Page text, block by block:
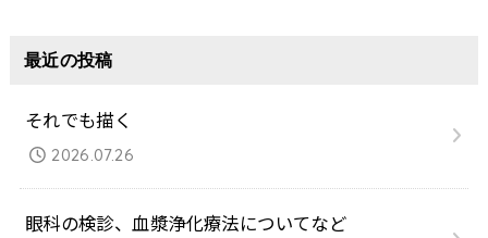
最近の投稿
それでも描く
2026.07.26
眼科の検診、血漿浄化療法についてなど